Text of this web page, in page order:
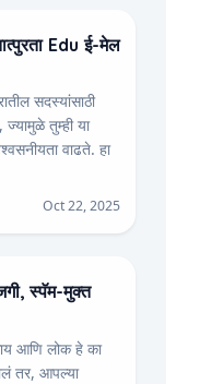
Edu ई-मेल
सदस्यांसाठी
तुम्ही या
वाढते. हा
Oct 22, 2025
स्पॅम-मुक्त
आणि लोक हे का
तर, आपल्या